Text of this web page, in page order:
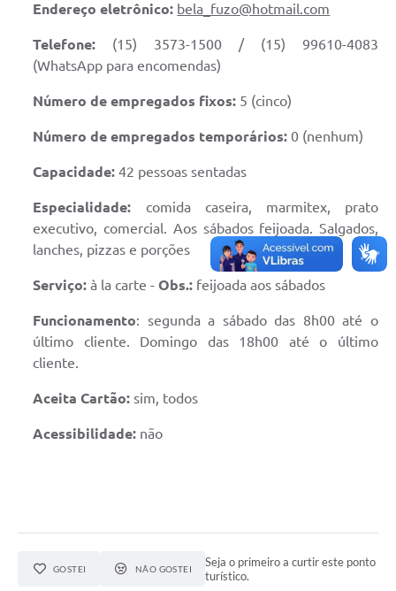
Endereço eletrônico: bela_fuzo@hotmail.com
Telefone: (15) 3573-1500 / (15) 99610-4083
(WhatsApp para encomendas)
Número de empregados fixos: 5 (cinco)
Número de empregados temporários:0 (nenhum)
Capacidade:42 pessoas sentadas
Especialidade: comida caseira, marmitex, prato
executivo, comercial. Aos sábados feijoada. Salgados,
lanches, pizzas e porções
Serviço:à la carte - Obs.: feijoada aos sábados
Funcionamento: segunda a sábado das 8h00 até o
último cliente. Domingo das 18h00 até o último
cliente.
Aceita Cartão: sim, todos
Acessibilidade: não
GOSTEI NÃO GOSTEI
Seja o primeiro a curtir este ponto
turístico.